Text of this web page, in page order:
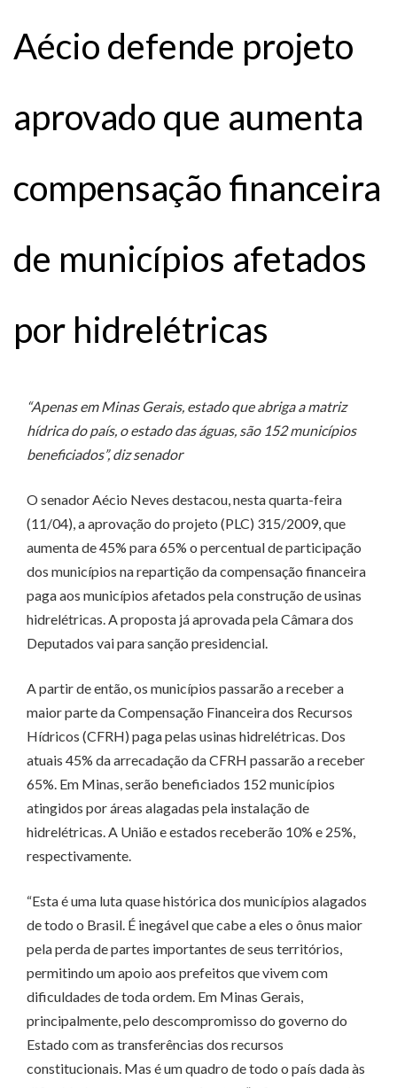
Aécio defende projeto
aprovado que aumenta
compensação financeira
de municípios afetados
por hidrelétricas
“Apenas em Minas Gerais, estado que abriga a matriz
hídrica do país, o estado das águas, são 152 municípios
beneficiados”, diz senador
O senador Aécio Neves destacou, nesta quarta-feira
(11/04), a aprovação do projeto (PLC) 315/2009, que
aumenta de 45% para 65% o percentual de participação
dos municípios na repartição da compensação financeira
paga aos municípios afetados pela construção de usinas
hidrelétricas. A proposta já aprovada pela Câmara dos
Deputados vai para sanção presidencial.
A partir de então, os municípios passarão a receber a
maior parte da Compensação Financeira dos Recursos
Hídricos (CFRH) paga pelas usinas hidrelétricas. Dos
atuais 45% da arrecadação da CFRH passarão a receber
65%. Em Minas, serão beneficiados 152 municípios
atingidos por áreas alagadas pela instalação de
hidrelétricas. A União e estados receberão 10% e 25%,
respectivamente.
“Esta é uma luta quase histórica dos municípios alagados
de todo o Brasil. É inegável que cabe a eles o ônus maior
pela perda de partes importantes de seus territórios,
permitindo um apoio aos prefeitos que vivem com
dificuldades de toda ordem. Em Minas Gerais,
principalmente, pelo descompromisso do governo do
Estado com as transferências dos recursos
constitucionais. Mas é um quadro de todo o país dada às